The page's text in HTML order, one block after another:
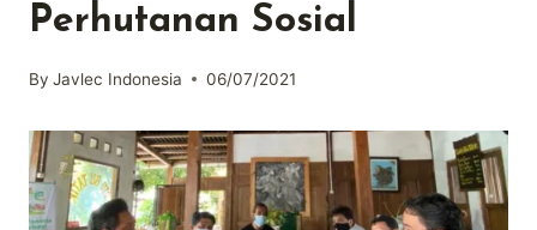
Perhutanan Sosial
By Javlec Indonesia 06/07/2021